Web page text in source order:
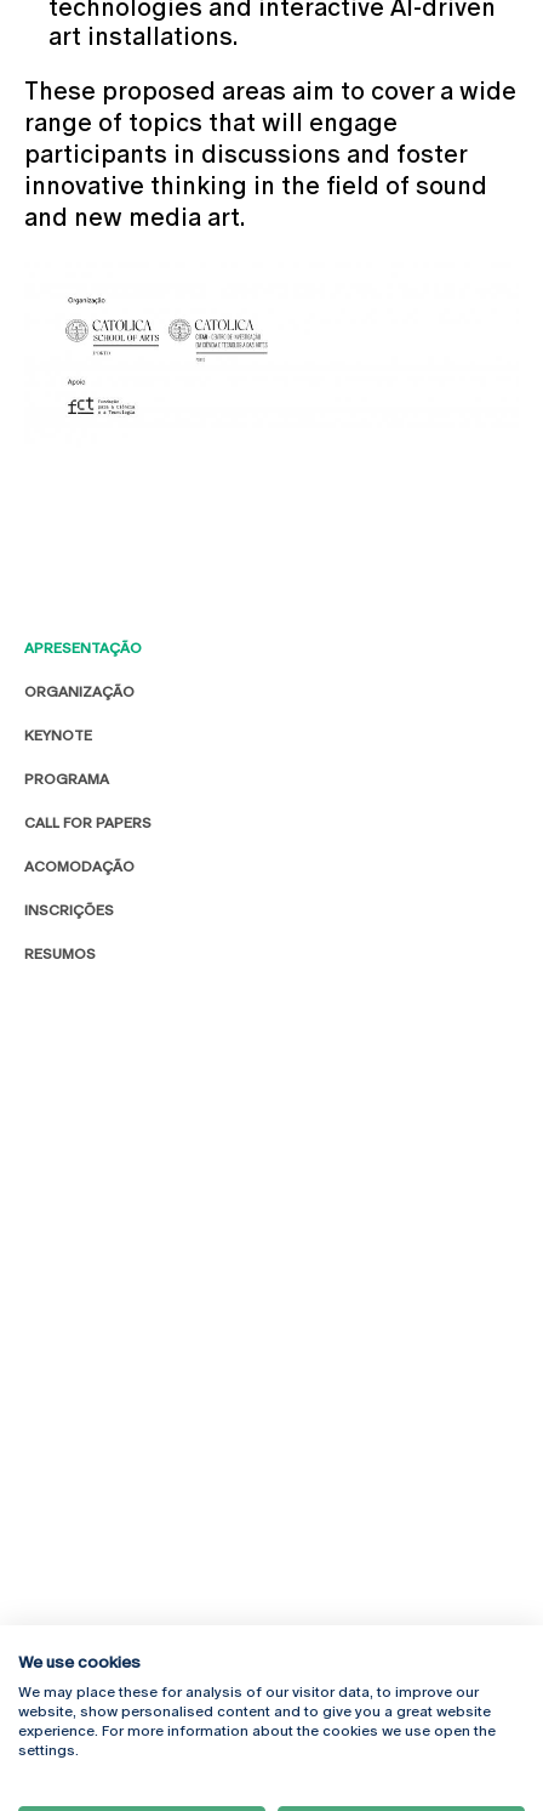
APRESENTAÇÃO
ORGANIZAÇÃO
KEYNOTE
PROGRAMA
CALL FOR PAPERS
ACOMODAÇÃO
INSCRIÇÕES
RESUMOS
technologies and interactive AI-driven
art installations.
These proposed areas aim to cover a wide
range of topics that will engage
participants in discussions and foster
innovative thinking in the field of sound
and new media art.
Rua Diogo Botelho 1327
4169-005 Porto
+351 226 196 240
Campus Online
Webmail
We use cookies
We may place these for analysis of our visitor data, to improve our
website, show personalised content and to give you a great website
experience. For more information about the cookies we use open the
settings.